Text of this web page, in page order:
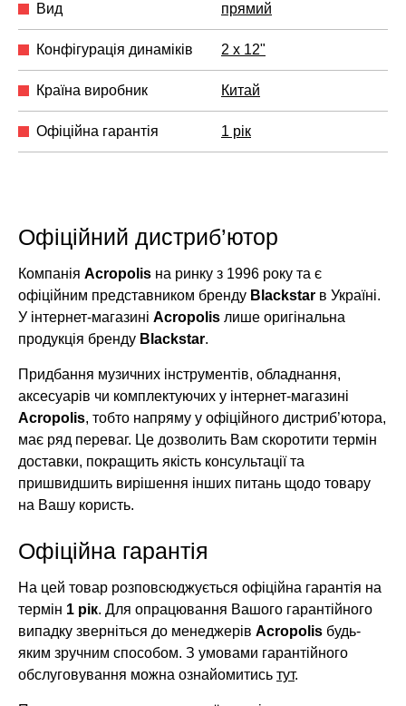
Вид прямий
Конфігурація динаміків 2 x 12"
Країна виробник Китай
Офіційна гарантія 1 рік
Офіційний дистриб’ютор
Компанія Acropolis на ринку з 1996 року та є
офіційним представником бренду Blackstar в Україні.
У інтернет-магазині Acropolis лише оригінальна
продукція бренду Blackstar.
Придбання музичних інструментів, обладнання,
аксесуарів чи комплектуючих у інтернет-магазині
Acropolis, тобто напряму у офіційного дистриб’ютора,
має ряд переваг. Це дозволить Вам скоротити термін
доставки, покращить якість консультації та
пришвидшить вирішення інших питань щодо товару
на Вашу користь.
Офіційна гарантія
На цей товар розповсюджується офіційна гарантія на
термін 1 рік. Для опрацювання Вашого гарантійного
випадку зверніться до менеджерів Acropolis будь-
яким зручним способом. З умовами гарантійного
обслуговування можна ознайомитись тут.